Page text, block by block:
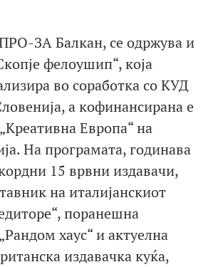
ЗА Балкан, се одржува и
фелоушип“, која
во соработка со КУД
а кофинансиранa е
Европа“ на
На програмата, годинава
15 врвни издавачи,
на италијанскиот
поранешна
хаус“ и актуелна
издавачка куќа,